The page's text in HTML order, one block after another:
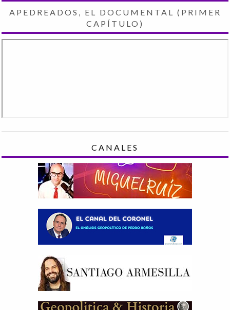
APEDREADOS, EL DOCUMENTAL (PRIMER
CAPÍTULO)
CANALES